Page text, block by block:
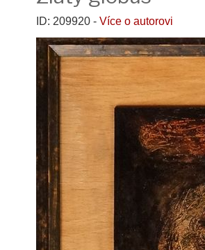
ID: 209920 - Více o autorovi